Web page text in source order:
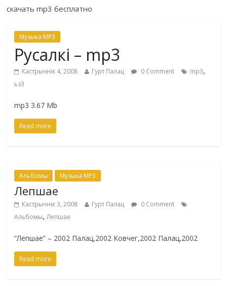
скачать mp3 бесплатно
Музыка MP3
Русалкi – mp3
Кастрычнік 4, 2008 Гурт Палац 0 Comment mp3,
ьз3
mp3 3.67 Mb
Read more
Альбомы Музыка MP3
Лепшае
Кастрычнік 3, 2008 Гурт Палац
0 Comment
Альбомы,Лепшае
“Лепшае” – 2002 Палац,2002 Ковчег,2002 Палац,2002
Read more